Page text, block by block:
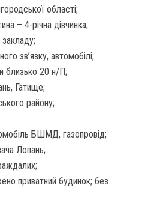
області;
– 4-річна дівчинка;
зв’язку, автомобілі;
близько 20 н/П;
Гатище;
району;
БШМД, газопровід;
Лопань;
приватний будинок; без